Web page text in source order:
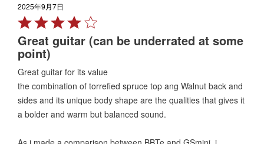
2025年9月7日
Rated
4
out
of
5
Great guitar (can be underrated at some
point)
Great guitar for its value
the combination of torrefied spruce top ang Walnut back and
sides and its unique body shape are the qualities that gives it
a bolder and warm but balanced sound.